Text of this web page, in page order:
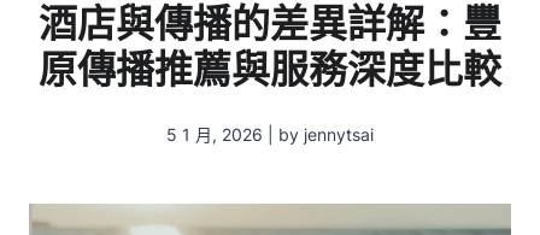
酒店與傳播的差異詳解：豐
原傳播推薦與服務深度比較
5 1 月, 2026 | by jennytsai